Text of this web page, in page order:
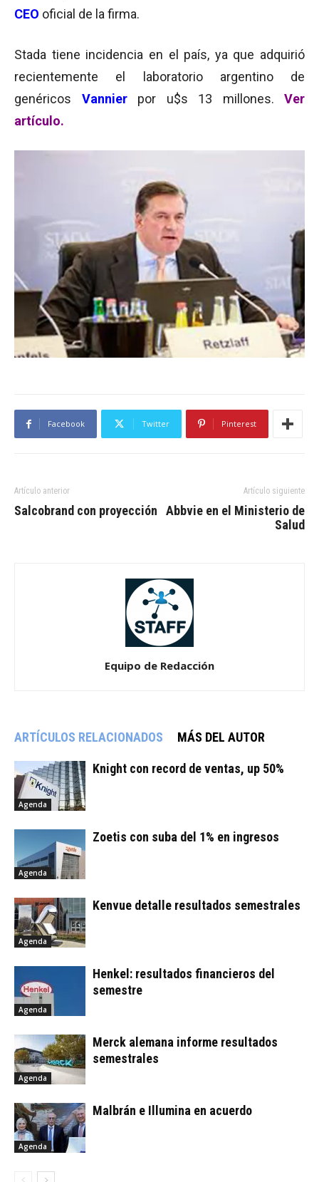
CEO oficial de la firma.
Stada tiene incidencia en el país, ya que adquirió
recientemente el laboratorio argentino de
genéricos Vannier por u$s 13 millones. Ver
artículo.
Facebook Twitter Pinterest
Artículo anterior
Salcobrand con proyección
Artículo siguiente
Abbvie en el Ministerio de
Salud
Equipo de Redacción
ARTÍCULOS RELACIONADOS MÁS DEL AUTOR
Agenda
Knight con record de ventas, up 50%
Agenda
Zoetis con suba del 1% en ingresos
Agenda
Kenvue detalle resultados semestrales
Agenda
Henkel: resultados financieros del
semestre
Agenda
Merck alemana informe resultados
semestrales
Agenda
Malbrán e Illumina en acuerdo